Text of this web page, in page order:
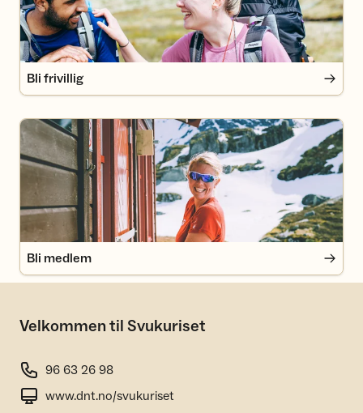
Bli frivillig
Bli medlem
Bli medlem
Velkommen til Svukuriset
96 63 26 98
www.dnt.no/svukuriset